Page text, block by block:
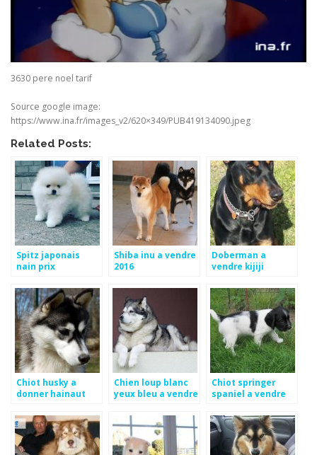
3630 pere noel tarif
Source google image:
https://www.ina.fr/images_v2/620×349/PUB419134090.jpeg
Related Posts:
Spitz japonais
nain prix
Shiba inu a vendre
2016
Doberman a
vendre kijiji
Chiot husky a
donner hainaut
Chien loup blanc
yeux bleu a vendre
Chiot springer
spaniel a vendre